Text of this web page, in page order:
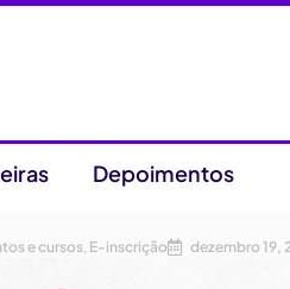
Depoimentos
e cursos E-inscrição dezembro 19,